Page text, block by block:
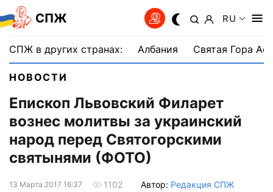
СПЖ RU
СПЖ в других странах: Албания Святая Гора
НОВОСТИ
Епископ Львовский Филарет
вознес молитвы за украинский
народ перед Святогорскими
святынями (ФОТО)
13 Марта 2017 16:37 1102 Автор: Редакция СПЖ